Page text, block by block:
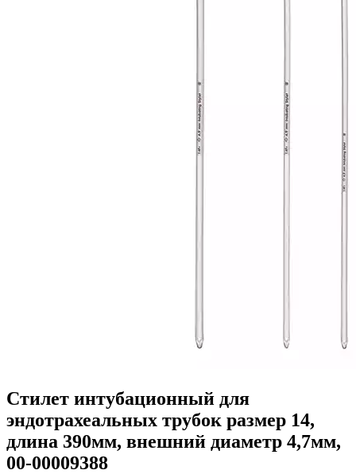
Стилет интубационный для
эндотрахеальных трубок размер 14,
длина 390мм, внешний диаметр 4,7мм,
00-00009388